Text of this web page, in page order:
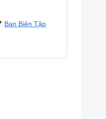
Ban Biên Tập